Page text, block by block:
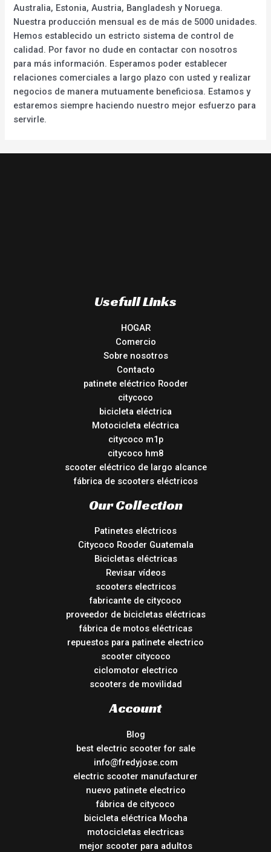
Australia, Estonia, Austria, Bangladesh y Noruega.
Nuestra producción mensual es de más de 5000 unidades.
Hemos establecido un estricto sistema de control de
calidad. Por favor no dude en contactar con nosotros
para más información. Esperamos poder establecer
relaciones comerciales a largo plazo con usted y realizar
negocios de manera mutuamente beneficiosa. Estamos y
estaremos siempre haciendo nuestro mejor esfuerzo para
servirle.
Usefull Links
HOGAR
Comercio
Sobre nosotros
Contacto
patinete eléctrico Rooder
citycoco
bicicleta eléctrica
Motocicleta eléctrica
citycoco m1p
citycoco hm8
scooter eléctrico de largo alcance
fábrica de scooters eléctricos
Our Collection
Patinetes eléctricos
Citycoco Rooder Guatemala
Bicicletas eléctricas
Revisar vídeos
scooters electricos
fabricante de citycoco
proveedor de bicicletas eléctricas
fábrica de motos eléctricas
repuestos para patinete electrico
scooter citycoco
ciclomotor electrico
scooters de movilidad
Account
Blog
best electric scooter for sale
info@fredyjose.com
electric scooter manufacturer
nuevo patinete electrico
fábrica de citycoco
bicicleta eléctrica Mocha
motocicletas electricas
mejor scooter para adultos